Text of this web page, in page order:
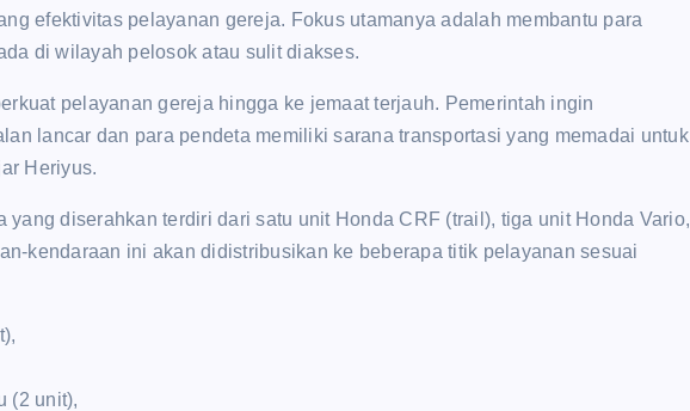
efektivitas pelayanan gereja. Fokus utamanya adalah membantu para
di wilayah pelosok atau sulit diakses.
pelayanan gereja hingga ke jemaat terjauh. Pemerintah ingin
lancar dan para pendeta memiliki sarana transportasi yang memadai untuk
Heriyus.
yang diserahkan terdiri dari satu unit Honda CRF (trail), tiga unit Honda Vario,
kendaraan ini akan didistribusikan ke beberapa titik pelayanan sesuai
(2 unit),